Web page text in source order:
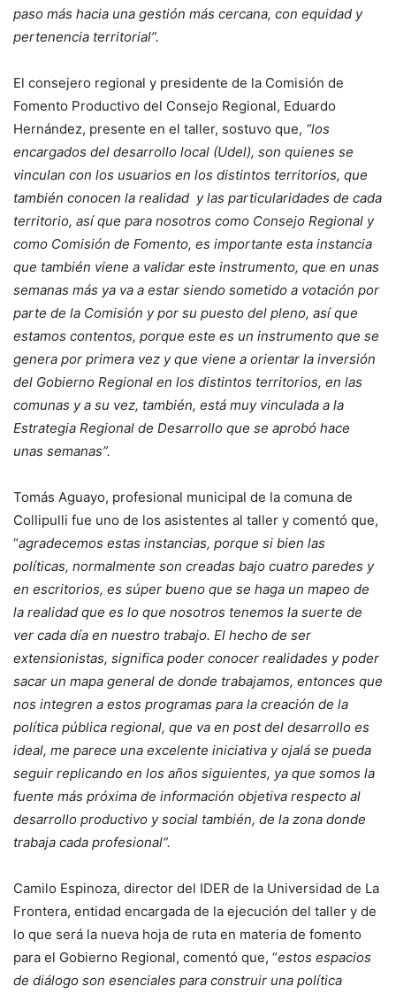
paso más hacia una gestión más cercana, con equidad y
pertenencia territorial”.
El consejero regional y presidente de la Comisión de
Fomento Productivo del Consejo Regional, Eduardo
Hernández, presente en el taller, sostuvo que, “los
encargados del desarrollo local (Udel), son quienes se
vinculan con los usuarios en los distintos territorios, que
también conocen la realidad y las particularidades de cada
territorio, así que para nosotros como Consejo Regional y
como Comisión de Fomento, es importante esta instancia
que también viene a validar este instrumento, que en unas
semanas más ya va a estar siendo sometido a votación por
parte de la Comisión y por su puesto del pleno, así que
estamos contentos, porque este es un instrumento que se
genera por primera vez y que viene a orientar la inversión
del Gobierno Regional en los distintos territorios, en las
comunas y a su vez, también, está muy vinculada a la
Estrategia Regional de Desarrollo que se aprobó hace
unas semanas”.
Tomás Aguayo, profesional municipal de la comuna de
Collipulli fue uno de los asistentes al taller y comentó que,
“agradecemos estas instancias, porque si bien las
políticas, normalmente son creadas bajo cuatro paredes y
en escritorios, es súper bueno que se haga un mapeo de
la realidad que es lo que nosotros tenemos la suerte de
ver cada día en nuestro trabajo. El hecho de ser
extensionistas, significa poder conocer realidades y poder
sacar un mapa general de donde trabajamos, entonces que
nos integren a estos programas para la creación de la
política pública regional, que va en post del desarrollo es
ideal, me parece una excelente iniciativa y ojalá se pueda
seguir replicando en los años siguientes, ya que somos la
fuente más próxima de información objetiva respecto al
desarrollo productivo y social también, de la zona donde
trabaja cada profesional”.
Camilo Espinoza, director del IDER de la Universidad de La
Frontera, entidad encargada de la ejecución del taller y de
lo que será la nueva hoja de ruta en materia de fomento
para el Gobierno Regional, comentó que, “estos espacios
de diálogo son esenciales para construir una política